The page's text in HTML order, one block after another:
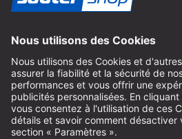
info@sautershop.com
+49 (0) 8152 92898-81
info@sautershop.com
Accueil téléphonique du lundi au
08:30 - 12:30 & 14:00 - 16:30